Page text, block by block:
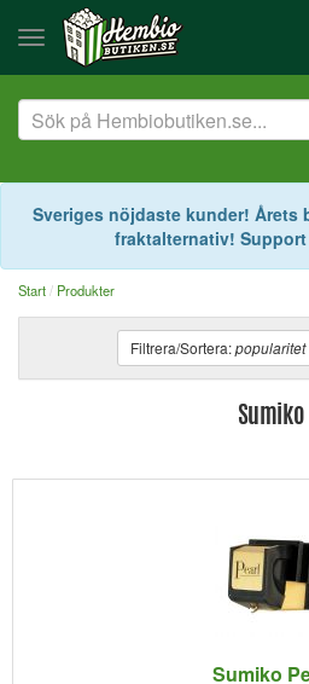
Sveriges nöjdaste kunder! Årets
fraktalternativ!
Start Produkter
Filtrera/Sortera:popularitet
Sumiko
Sumiko